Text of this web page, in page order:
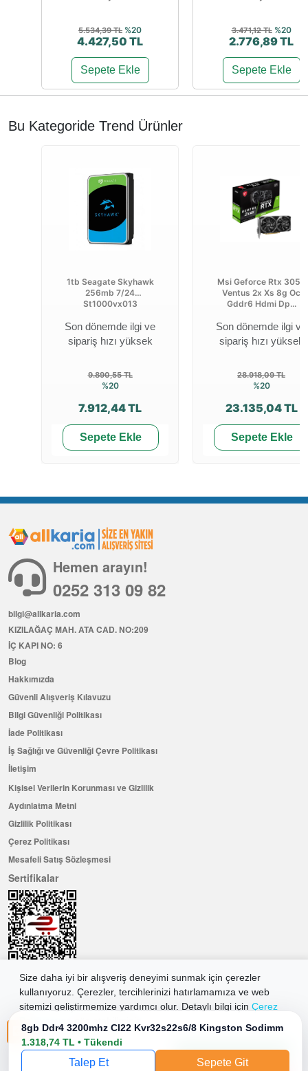
5.534,39 TL %20
4.427,50 TL
Sepete Ekle
3.471,12 TL %20
2.776,89 TL
Sepete Ekle
Bu Kategoride Trend Ürünler
1tb Seagate Skyhawk
256mb 7/24
St1000vx013
Son dönemde ilgi ve
sipariş hızı yüksek
9.890,55 TL
%20
7.912,44 TL
Sepete Ekle
Msi Geforce Rtx 3050
Ventus 2x Xs 8g Oc
Gddr6 Hdmi Dp...
Son dönemde ilgi ve
sipariş hızı yüksek
28.918,09 TL
%20
23.135,04 TL
Sepete Ekle
8gb Ddr4 3200mhz Cl22 Kvr32s22s6/8 Kingston Sodimm
1.318,74 TL • Tükendi
Talep Et Sepete Git
Size daha iyi bir alışveriş deneyimi sunmak için çerezler
kullanıyoruz. Çerezler, tercihlerinizi hatırlamamıza ve web
sitemizi geliştirmemize yardımcı olur. Detaylı bilgi için Çerez
Tüm Çerezleri Kabul Et
Hemen arayın!
0252 313 09 82
bilgi@allkaria.com
KIZILAĞAÇ MAH. ATA CAD. NO:209
İÇ KAPI NO: 6
Blog
Hakkımızda
Güvenli Alışveriş Kılavuzu
Bilgi Güvenliği Politikası
İade Politikası
İş Sağlığı ve Güvenliği Çevre Politikası
İletişim
Kişisel Verilerin Korunması ve Gizlilik
Aydınlatma Metni
Gizlilik Politikası
Çerez Politikası
Mesafeli Satış Sözleşmesi
Sertifikalar
Hemen Üye Olun ...ve 100 ₺ değerinde indirim kuponu kazanın
Üye Ol
2026 Allkaria Elektronik Tic. A.Ş. Her Hakkı Saklıdır.